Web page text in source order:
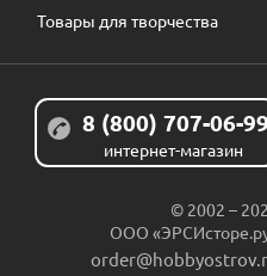
Товары для творчества
8 (800) 707-06-
интернет-магазин
© 2002 –
ООО